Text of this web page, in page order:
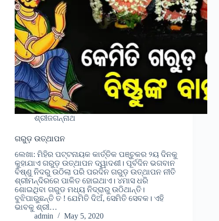
ଶ୍ରୀଜଗନ୍ନାଥ
ଗରୁଡ଼ ଉତ୍ଥାପନ
ଲେଖା: ମିହିର ପଟ୍ଟନାୟକ କାର୍ତ୍ତିକ ପଞ୍ଚୁକର ୨ୟ ଦିନକୁ
କୁହାଯାଏ ଗରୁଡ଼ ଉତ୍ଥାପନ ଦ୍ୱାଦଶୀ। ପୂର୍ବଦିନ ଭଗବାନ
ବିଷ୍ଣୁ ନିଦରୁ ଉଠିଲା ପରି ପରଦିନ ଗରୁଡ଼ ଉତ୍ଥାପନ ନୀତି
ଶ୍ରୀମନ୍ଦିରରେ ପାଳିତ ହୋଇଥାଏ। ୪ମାସ ଧରି
ଶୋଇଥିବା ଗରୁଡ ମଧ୍ୟ ନିଦ୍ରାରୁ ଉଠିଥାନ୍ତି।
ବୁଝିପାରୁଛନ୍ତି ତ ! ଯେମିତି ଦିଅଁ, ସେମିତି ସେବକ। ଏହି
ଭାବକୁ ଶ୍ରୀ…
admin
May 5, 2020